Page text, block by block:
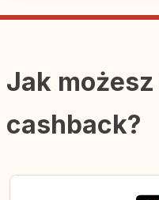
Jak
cashback?